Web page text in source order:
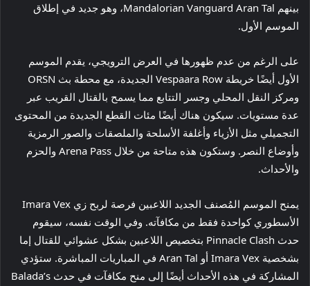
بينهم Mandalorian Vanguard Aran Tal، وهو جديد في إطلاق
الموسم الأول.
على الرغم من عدم ظهورها في العرض الترويجي، يقدم الموسم
الأول أيضًا خريطة Vespaara Row الجديدة، مع محطة بث ORSN
ومركز النقل المحلي وجسر التتابع مما يسمح بالقتال القريب عبر
عدة مستويات. سيكون هناك أيضًا مئات القطع الجديدة من المحتوى
التجميلي مثل الأزياء وأغلفة الأسلحة والملصقات والصور الرمزية
وأوضاع النصر. وستكون هذه متاحة من خلال Arena Pass والحزم
والأحداث.
يمنح الموسم المُصنف الجديد اللاعبين فرصة لربح زي Imara Vex
الأسطوري كواحدة فقط من مكافآته. وفي الوقت نفسه، سيقوم
حدث Pinnacle Clash بتخصيص اللاعبين بشكل عشوائي للقتال إما
بشخصية Imara Vex أو Aran Tal في المباريات المباشرة. ستؤدي
المشاركة في هذه الأحداث أيضًا إلى منح مكافآت في حدث Balada’s